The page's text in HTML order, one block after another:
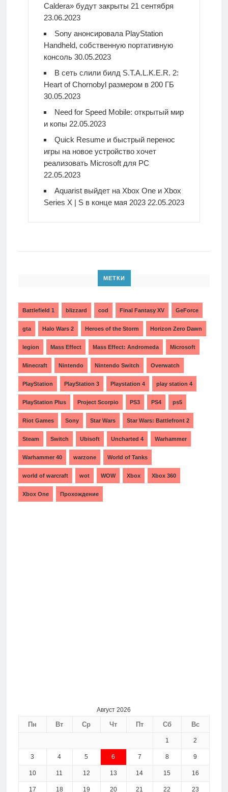
Caldera» будут закрыты 21 сентября
23.06.2023
Sony анонсировала PlayStation
Handheld, собственную портативную
консоль 30.05.2023
В сеть слили билд S.T.A.L.K.E.R. 2:
Heart of Chornobyl размером в 200 ГБ
30.05.2023
Need for Speed Mobile: открытый мир
и копы 22.05.2023
Quick Resume и быстрый перенос
игры на новое устройство хочет
реализовать Microsoft для PC
22.05.2023
Aquarist выйдет на Xbox One и Xbox
Series X | S в конце мая 2023 22.05.2023
МЕТКИ
Battlefield 1 blizzard cod Final Fantasy XV GeForce
gta Halo Wars 2 Heroes of the Storm Horizon Zero Dawn
legion Mass Effect Mass Effect: Andromeda Microsoft
Minecraft Nintendo Nintendo Switch Overwatch
PlayStation PlayStation 3 Playstation 4 play station 4
PlayStation Plus Project Scorpio PS3 PS4 ps5
Riot Games Sony Star Wars Star Wars: Battlefront 2
Steam Switch Ubisoft Uncharted 4 Warhammer
Warhammer 40 warzone World of Tanks
world of warcraft wot WOW Xbox Xbox 360
Xbox One Прохождение
Август 2026
Пн Вт Ср Чт Пт Сб Вс
1 2
3 4 5 6 7 8 9
10 11 12 13 14 15 16
17 18 19 20 21 22 23